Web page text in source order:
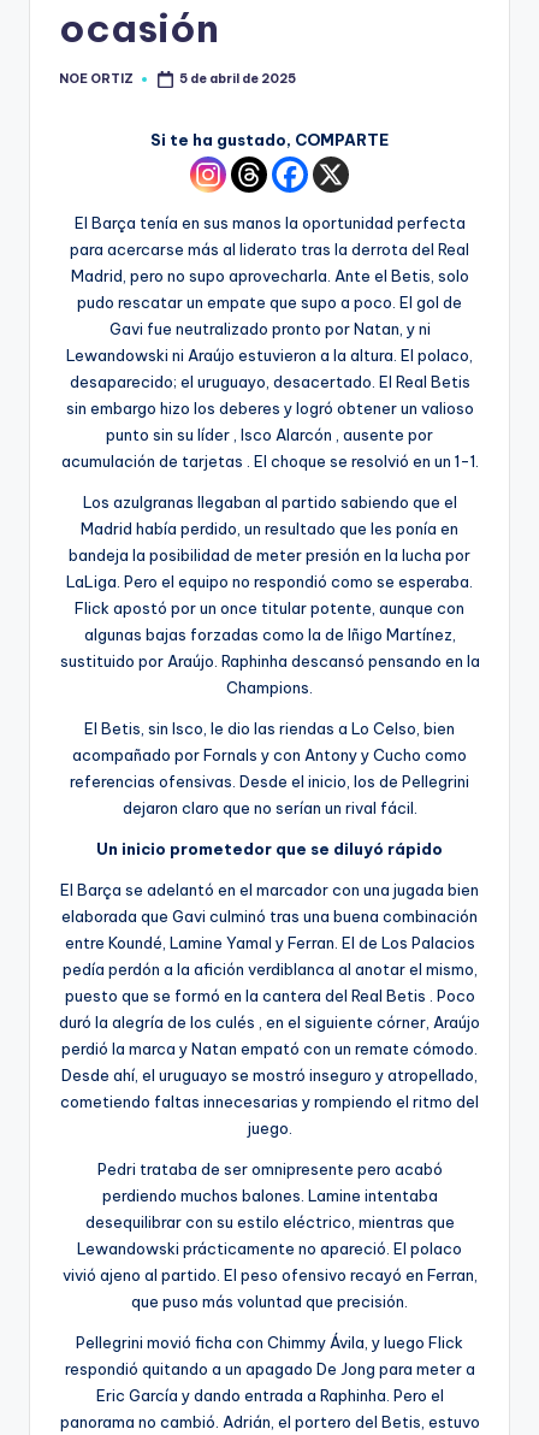
ocasión
NOE ORTIZ 5 de abril de 2025
Si te ha gustado, COMPARTE
El Barça tenía en sus manos la oportunidad perfecta
para acercarse más al liderato tras la derrota del Real
Madrid, pero no supo aprovecharla. Ante el Betis, solo
pudo rescatar un empate que supo a poco. El gol de
Gavi fue neutralizado pronto por Natan, y ni
Lewandowski ni Araújo estuvieron a la altura. El polaco,
desaparecido; el uruguayo, desacertado. El Real Betis
sin embargo hizo los deberes y logró obtener un valioso
punto sin su líder , Isco Alarcón , ausente por
acumulación de tarjetas . El choque se resolvió en un 1-1.
Los azulgranas llegaban al partido sabiendo que el
Madrid había perdido, un resultado que les ponía en
bandeja la posibilidad de meter presión en la lucha por
LaLiga. Pero el equipo no respondió como se esperaba.
Flick apostó por un once titular potente, aunque con
algunas bajas forzadas como la de Iñigo Martínez,
sustituido por Araújo. Raphinha descansó pensando en la
Champions.
El Betis, sin Isco, le dio las riendas a Lo Celso, bien
acompañado por Fornals y con Antony y Cucho como
referencias ofensivas. Desde el inicio, los de Pellegrini
dejaron claro que no serían un rival fácil.
Un inicio prometedor que se diluyó rápido
El Barça se adelantó en el marcador con una jugada bien
elaborada que Gavi culminó tras una buena combinación
entre Koundé, Lamine Yamal y Ferran. El de Los Palacios
pedía perdón a la afición verdiblanca al anotar el mismo,
puesto que se formó en la cantera del Real Betis . Poco
duró la alegría de los culés , en el siguiente córner, Araújo
perdió la marca y Natan empató con un remate cómodo.
Desde ahí, el uruguayo se mostró inseguro y atropellado,
cometiendo faltas innecesarias y rompiendo el ritmo del
juego.
Pedri trataba de ser omnipresente pero acabó
perdiendo muchos balones. Lamine intentaba
desequilibrar con su estilo eléctrico, mientras que
Lewandowski prácticamente no apareció. El polaco
vivió ajeno al partido. El peso ofensivo recayó en Ferran,
que puso más voluntad que precisión.
Pellegrini movió ficha con Chimmy Ávila, y luego Flick
respondió quitando a un apagado De Jong para meter a
Eric García y dando entrada a Raphinha. Pero el
panorama no cambió. Adrián, el portero del Betis, estuvo